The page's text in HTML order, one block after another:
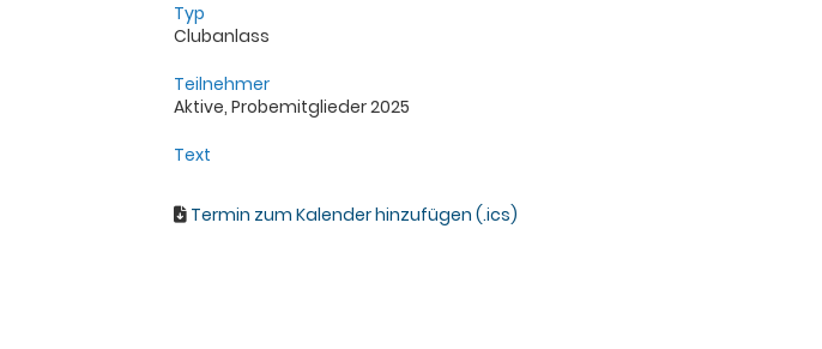
Typ
Clubanlass
Teilnehmer
Aktive, Probemitglieder 2025
Text
Termin zum Kalender hinzufügen (.ics)